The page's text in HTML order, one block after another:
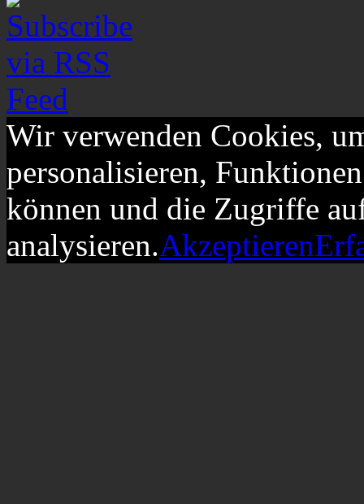
Wir verwenden Cookies,
personalisieren,
können und die Zugriffe
analysieren.Akzeptieren